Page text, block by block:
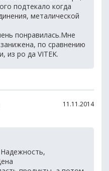
подтекало когда
металической
понравилась.Мне
по сравнению
из ро да VITEK.
11.11.2014